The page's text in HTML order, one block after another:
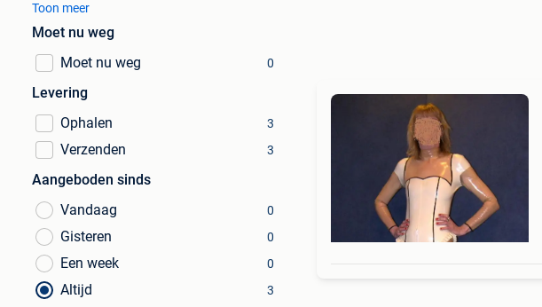
Toon meer
Moet nu weg
Moet nu weg
0
Levering
Ophalen
3
Verzenden 3
Aangeboden sinds
Vandaag
0
Gisteren 0
Een week 0
Altijd 3